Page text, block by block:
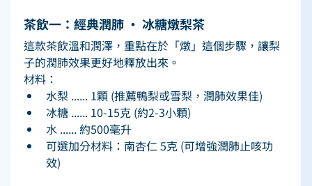
茶飲一：經典潤肺 ‧ 冰糖燉梨茶
這款茶飲溫和潤澤，重點在於「燉」這個步驟，讓梨
子的潤肺效果更好地釋放出來。
材料：
水梨 ...... 1顆 (推薦鴨梨或雪梨，潤肺效果佳)
冰糖 ...... 10-15克 (約2-3小顆)
水 ...... 約500毫升
可選加分材料：南杏仁 5克 (可增強潤肺止咳功
效)